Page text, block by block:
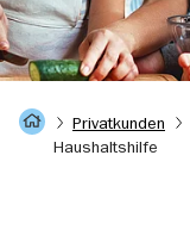
Startseite
Privatkunden
Haushaltshilfe